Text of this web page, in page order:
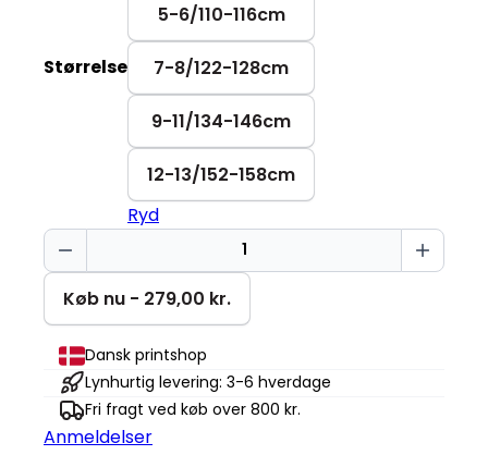
Størrelse
5-6/110-116cm
7-8/122-128cm
9-11/134-146cm
12-13/152-158cm
Ryd
Sød
bjørn
Mini
Cruiser
2.0
antal
Køb nu - 279,00 kr.
Dansk printshop
Lynhurtig levering: 3-6 hverdage
Fri fragt ved køb over 800 kr.
Anmeldelser